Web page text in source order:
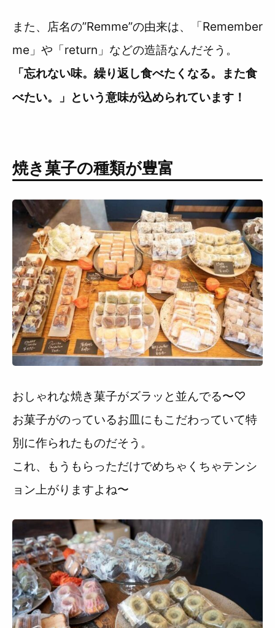
また、店名の”Remme”の由来は、「Remember
me」や「return」などの造語なんだそう。
「忘れない味。繰り返し食べたくなる。また食
べたい。」という意味が込められています！
焼き菓子の種類が豊富
おしゃれな焼き菓子がズラッと並んでる〜♡
お菓子がのっているお皿にもこだわっていて特
別に作られたものだそう。
これ、もうもらっただけでめちゃくちゃテンシ
ョン上がりますよね〜